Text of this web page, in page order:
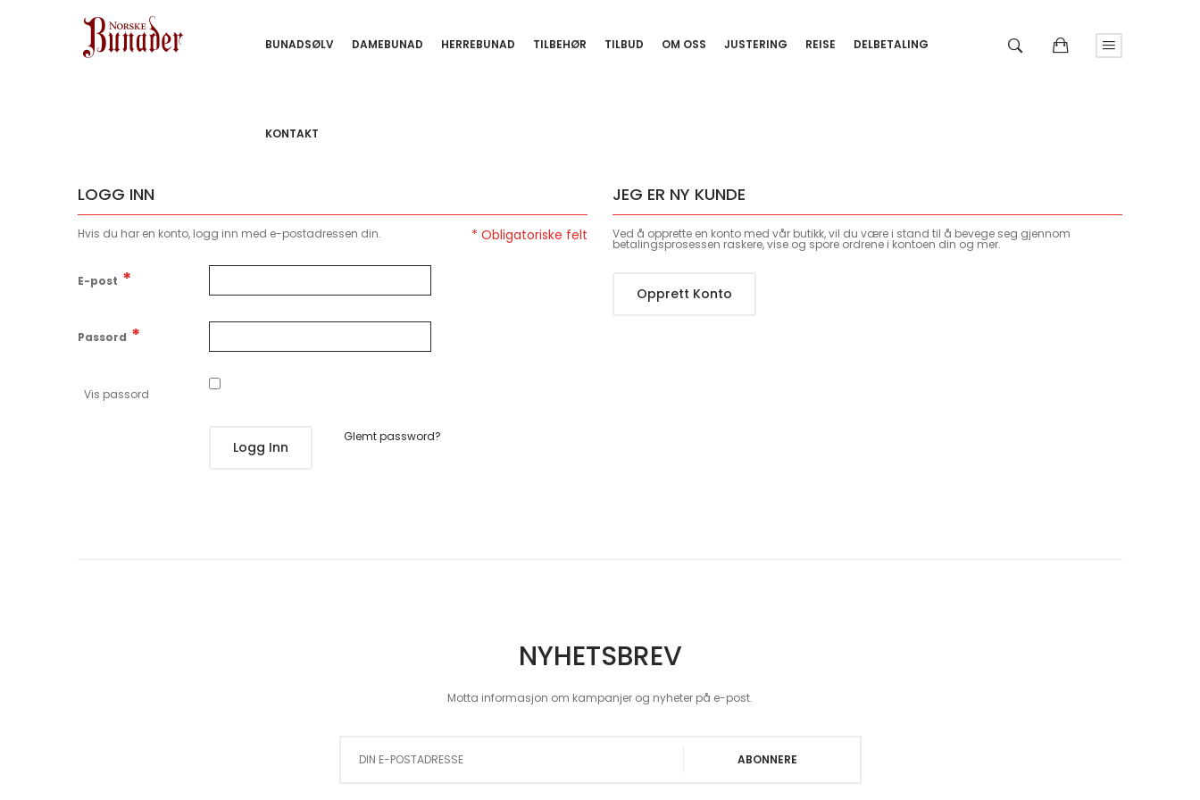
BUNADSØLV DAMEBUNAD HERREBUNAD TILBEHØR TILBUD OM OSS JUSTERING REISE DELBETALING
KONTAKT
LOGG INN
Hvis du har en konto, logg inn med e-postadressen din.
E-post
Passord
Vis passord
Logg Inn
Glemt password?
JEG ER NY KUNDE
Ved å opprette en konto med vår butikk, vil du være i stand til å bevege seg gjennom
betalingsprosessen raskere, vise og spore ordrene i kontoen din og mer.
Opprett Konto
NYHETSBREV
Motta informasjon om kampanjer og nyheter på e-post.
ABONNERE